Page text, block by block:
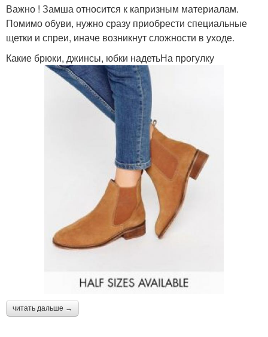
Важно ! Замша относится к капризным материалам.
Помимо обуви, нужно сразу приобрести специальные
щетки и спреи, иначе возникнут сложности в уходе.
Какие брюки, джинсы, юбки надетьНа прогулку
читать дальше →